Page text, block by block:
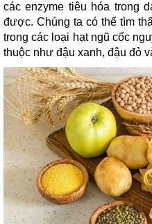
các enzyme tiêu hóa trong
được. Chúng ta có thể tìm
trong các loại hạt ngũ cốc
thuộc như đậu xanh, đậu đỏ